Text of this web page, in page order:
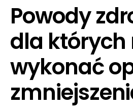
Powody
dla których
wykonać